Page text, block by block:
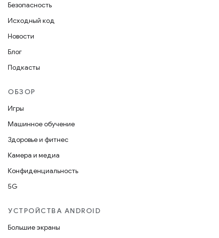
Безопасность
Исходный код
Новости
Блог
Подкасты
ОБЗОР
Игры
Машинное обучение
Здоровье и фитнес
Камера и медиа
Конфиденциальность
5G
УСТРОЙСТВА ANDROID
Большие экраны